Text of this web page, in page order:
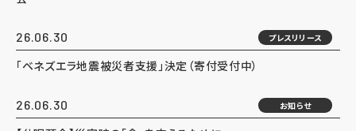
26.06.30 プレスリリース
「ベネズエラ地震被災者支援」決定（寄付受付中）
26.06.30 お知らせ